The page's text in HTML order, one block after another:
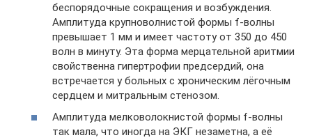
беспорядочные сокращения и возбуждения.
Амплитуда крупноволнистой формы f-волны
превышает 1 мм и имеет частоту от 350 до 450
волн в минуту. Эта форма мерцательной аритмии
свойственна гипертрофии предсердий, она
встречается у больных с хроническим лёгочным
сердцем и митральным стенозом.
Амплитуда мелковолокнистой формы f-волны
так мала, что иногда на ЭКГ незаметна, а её